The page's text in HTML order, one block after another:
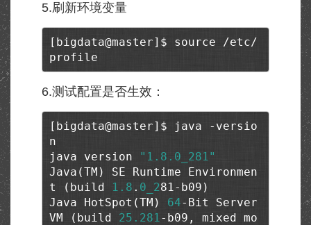
5.刷新环境变量
[bigdata@master]$ source /etc/
profile
6.测试配置是否生效：
[bigdata@master]$ java -versio
n
java version
"1.8.0_281"
Java(TM) SE Runtime Environmen
t (build
1.8 . 0_281-b09)
Java HotSpot(TM) 64-Bit Server
VM (build 25.281 -b09, mixed mo